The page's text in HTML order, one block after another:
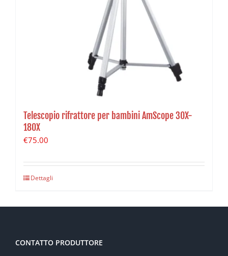
Telescopio rifrattore per bambini AmScope 30X-
180X
€75.00
Dettagli
CONTATTO PRODUTTORE